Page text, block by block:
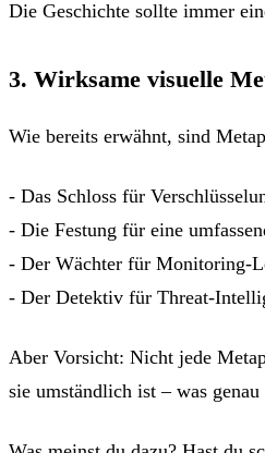
Die Geschichte sollte immer
3. Wirksame visuelle
Wie bereits erwähnt, sind
- Das Schloss für
- Die Festung für eine
- Der Wächter für Monitoring-
- Der Detektiv für Threat-
Aber Vorsicht: Nicht jede
sie umständlich ist – was